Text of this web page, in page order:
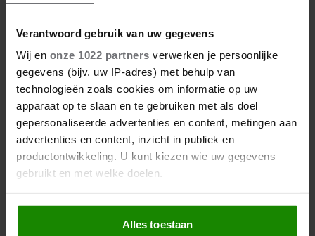
Verantwoord gebruik van uw gegevens
Wij en onze 1022 partners verwerken je persoonlijke
gegevens (bijv. uw IP-adres) met behulp van
technologieën zoals cookies om informatie op uw
apparaat op te slaan en te gebruiken met als doel
gepersonaliseerde advertenties en content, metingen aan
advertenties en content, inzicht in publiek en
productontwikkeling. U kunt kiezen wie uw gegevens
gebruikt en met welke doelen.
Als u het toestaat, willen we ook graag:
Informatie verzamelen over uw geografische
Alles toestaan